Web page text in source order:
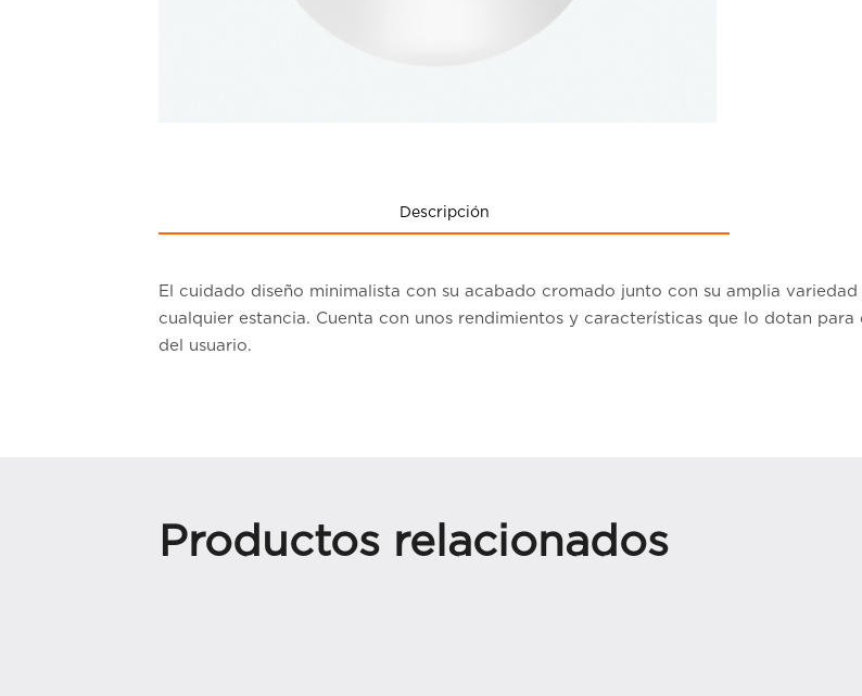
Descripción
El cuidado diseño minimalista con su acabado cromado junto con su amplia
cualquier estancia. Cuenta con unos rendimientos y características que lo dotan
del usuario.
Productos relacionados